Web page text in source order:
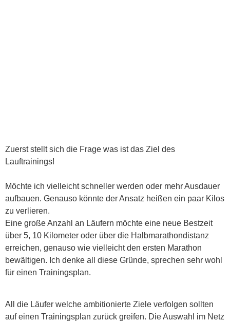
Zuerst stellt sich die Frage was ist das Ziel des
Lauftrainings!
Möchte ich vielleicht schneller werden oder mehr Ausdauer
aufbauen. Genauso könnte der Ansatz heißen ein paar Kilos
zu verlieren.
Eine große Anzahl an Läufern möchte eine neue Bestzeit
über 5, 10 Kilometer oder über die Halbmarathondistanz
erreichen, genauso wie vielleicht den ersten Marathon
bewältigen. Ich denke all diese Gründe, sprechen sehr wohl
für einen Trainingsplan.
All die Läufer welche ambitionierte Ziele verfolgen sollten
auf einen Trainingsplan zurück greifen. Die Auswahl im Netz